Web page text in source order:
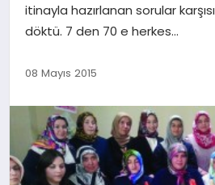
SPOR
İLÇE HABERLERI
DÜNYA
İLETIŞIM
itinayla hazırlanan sorular
döktü. 7 den 70 e herkes…
08 Mayıs 2015